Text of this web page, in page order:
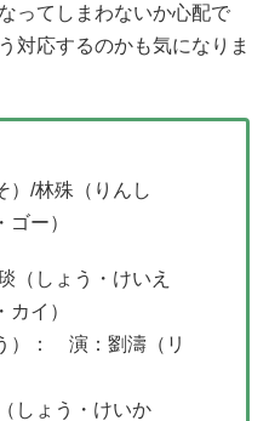
ってしまわないか心配で
対応するのかも気になりま
）/林殊（りんし
ー）
（しょう・けいえ
イ）
）： 演：劉濤（リ
しょう・けいか